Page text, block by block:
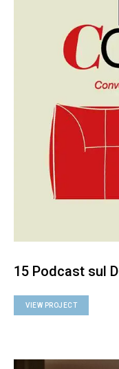
15 Podcast sul
VIEW PROJECT